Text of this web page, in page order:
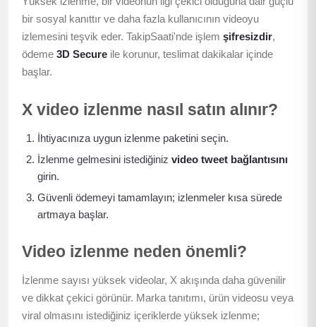
bir sosyal kanıttır ve daha fazla kullanıcının videoyu
izlemesini teşvik eder. TakipSaati'nde işlem şifresizdir,
ödeme 3D Secure ile korunur, teslimat dakikalar içinde
başlar.
X video izlenme nasıl satın alınır?
İhtiyacınıza uygun izlenme paketini seçin.
İzlenme gelmesini istediğiniz video tweet bağlantısını
girin.
Güvenli ödemeyi tamamlayın; izlenmeler kısa sürede
artmaya başlar.
Video izlenme neden önemli?
İzlenme sayısı yüksek videolar, X akışında daha güvenilir
ve dikkat çekici görünür. Marka tanıtımı, ürün videosu veya
viral olmasını istediğiniz içeriklerde yüksek izlenme;